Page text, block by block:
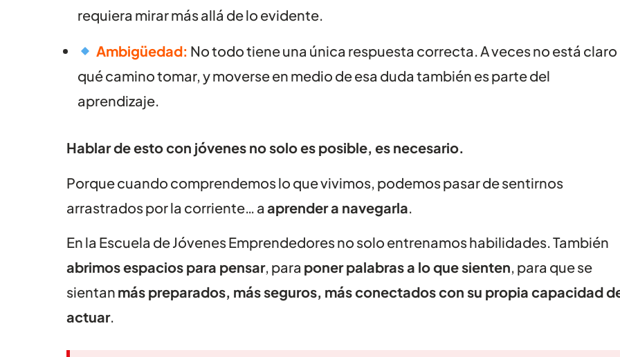
requiera mirar más allá de lo evidente.
Ambigüedad: No todo tiene una única respuesta correcta. A veces no está claro
qué camino tomar, y moverse en medio de esa duda también es parte del
aprendizaje.
Hablar de esto con jóvenes no solo es posible, es necesario.
Porque cuando comprendemos lo que vivimos, podemos pasar de sentirnos
arrastrados por la corriente… a aprender a navegarla.
En la Escuela de Jóvenes Emprendedores no solo entrenamos habilidades. También
abrimos espacios para pensar, para poner palabras a lo que sienten, para que se
sientan más preparados, más seguros, más conectados con su propia capacidad
actuar.